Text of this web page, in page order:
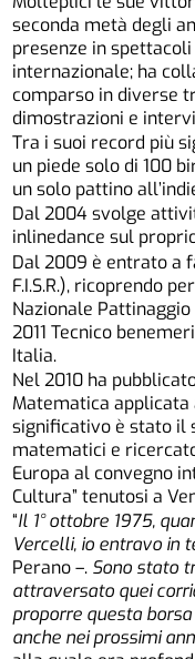
seconda metà degli
presenze in
internazionale; ha
comparso in diverse
dimostrazioni e
Tra i suoi record più
un piede solo di 100
un solo pattino
Dal 2004 svolge
inlinedance sul
Dal 2009 è entrato a
F.I.S.R.), ricoprendo
Nazionale
2011 Tecnico
Italia.
Nel 2010 ha
Matematica
significativo è stato il
matematici e
Europa al convegno
Cultura” tenutosi a
“Il 1° ottobre 1975,
Vercelli, io entravo in
Perano –. Sono stato
attraversato quei
proporre questa
anche nei prossimi